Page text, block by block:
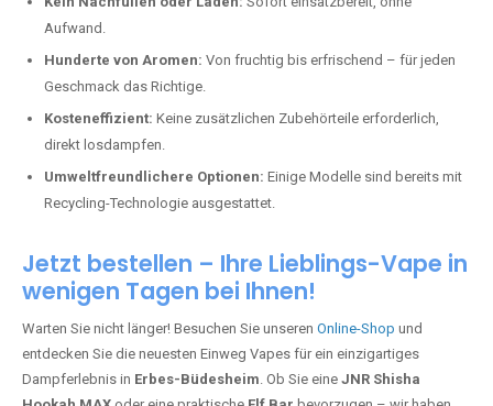
Aufwand.
Hunderte von Aromen: Von fruchtig bis erfrischend – für jeden
Geschmack das Richtige.
Kosteneffizient: Keine zusätzlichen Zubehörteile erforderlich,
direkt losdampfen.
Umweltfreundlichere Optionen: Einige Modelle sind bereits mit
Recycling-Technologie ausgestattet.
Jetzt bestellen – Ihre Lieblings-Vape in
wenigen Tagen bei Ihnen!
Warten Sie nicht länger! Besuchen Sie unseren Online-Shop und
entdecken Sie die neuesten Einweg Vapes für ein einzigartiges
Dampferlebnis in Erbes-Büdesheim. Ob Sie eine JNR Shisha